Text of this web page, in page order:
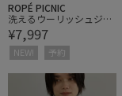
ROPÉ PICNIC
洗えるウーリッシュジ
レ・ベスト/セットアッ
プ対応
¥7,997
NEW! 予約